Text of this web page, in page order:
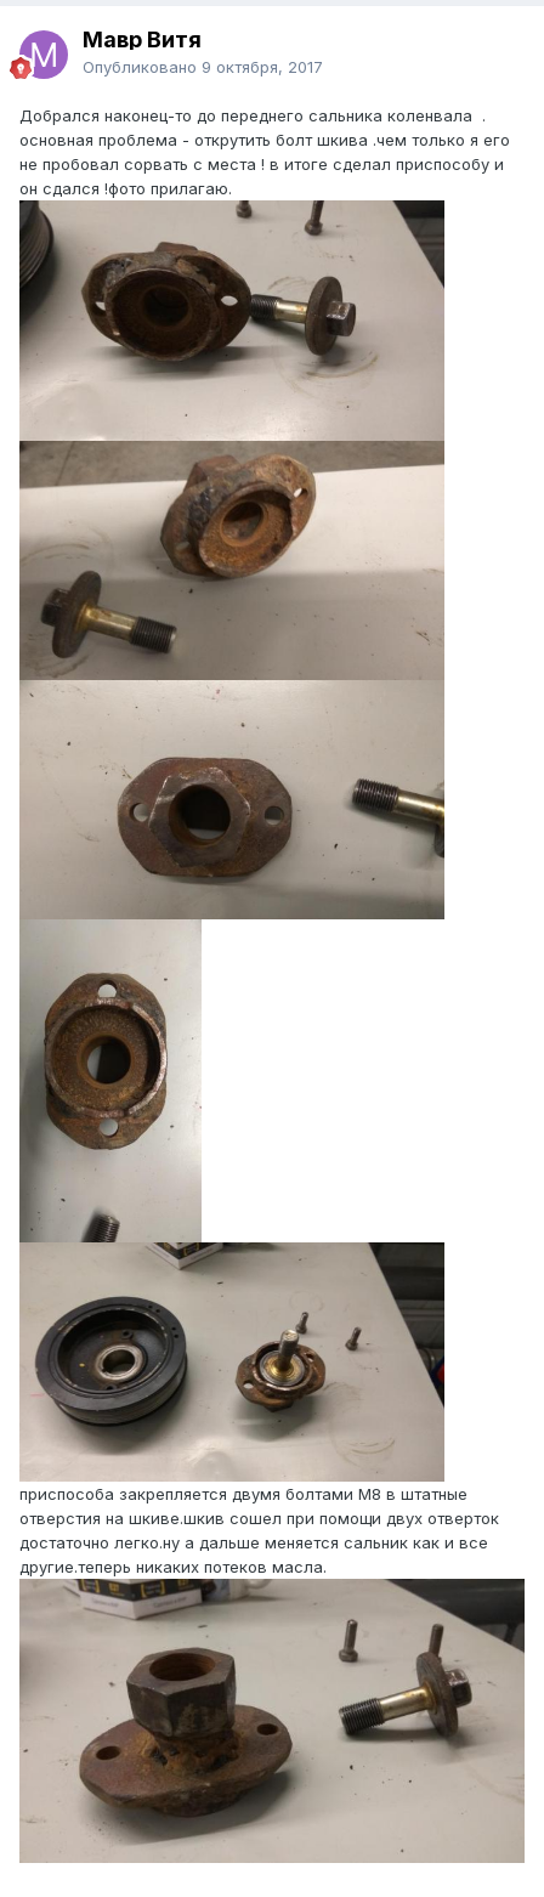
Мавр Витя
Опубликовано 9 октября, 2017
Добрался наконец-то до переднего сальника коленвала .
основная проблема - открутить болт шкива .чем только я его
не пробовал сорвать с места ! в итоге сделал приспособу и
он сдался !фото прилагаю.
приспособа закрепляется двумя болтами М8 в штатные
отверстия на шкиве.шкив сошел при помощи двух отверток
достаточно легко.ну а дальше меняется сальник как и все
другие.теперь никаких потеков масла.